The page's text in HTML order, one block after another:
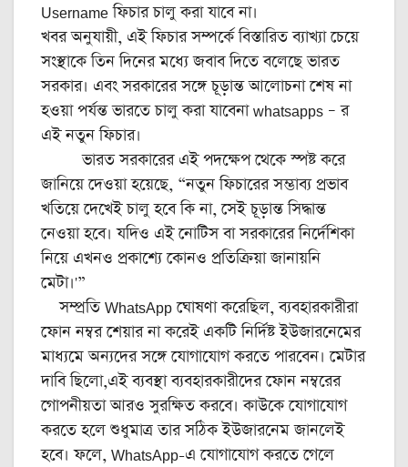
Username ফিচার চালু করা যাবে না।
খবর অনুযায়ী, এই ফিচার সম্পর্কে বিস্তারিত ব্যাখ্যা চেয়ে
সংস্থাকে তিন দিনের মধ্যে জবাব দিতে বলেছে ভারত
সরকার। এবং সরকারের সঙ্গে চূড়ান্ত আলোচনা শেষ না
হওয়া পর্যন্ত ভারতে চালু করা যাবেনা whatsapps – র
এই নতুন ফিচার।
ভারত সরকারের এই পদক্ষেপ থেকে স্পষ্ট করে
জানিয়ে দেওয়া হয়েছে, “নতুন ফিচারের সম্ভাব্য প্রভাব
খতিয়ে দেখেই চালু হবে কি না, সেই চূড়ান্ত সিদ্ধান্ত
নেওয়া হবে। যদিও এই নোটিস বা সরকারের নির্দেশিকা
নিয়ে এখনও প্রকাশ্যে কোনও প্রতিক্রিয়া জানায়নি
মেটা।'”
সম্প্রতি WhatsApp ঘোষণা করেছিল, ব্যবহারকারীরা
ফোন নম্বর শেয়ার না করেই একটি নির্দিষ্ট ইউজারনেমের
মাধ্যমে অন্যদের সঙ্গে যোগাযোগ করতে পারবেন। মেটার
দাবি ছিলো,এই ব্যবস্থা ব্যবহারকারীদের ফোন নম্বরের
গোপনীয়তা আরও সুরক্ষিত করবে। কাউকে যোগাযোগ
করতে হলে শুধুমাত্র তার সঠিক ইউজারনেম জানলেই
হবে। ফলে, WhatsApp-এ যোগাযোগ করতে গেলে